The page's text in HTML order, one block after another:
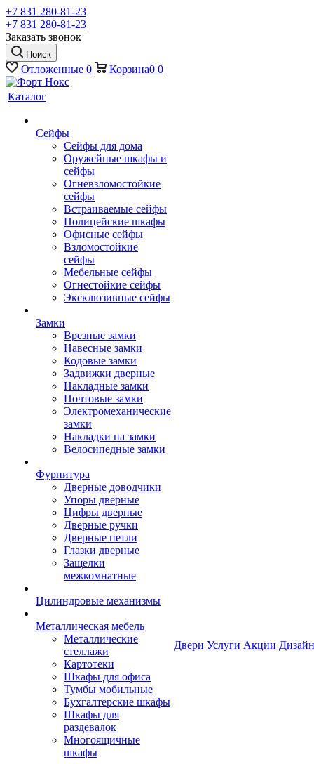
+7 831 280-81-23
+7 831 280-81-23
Заказать звонок
Поиск
Отложенные 0 Корзина0 0
Каталог
Сейфы
Сейфы для дома
Оружейные шкафы и
сейфы
Огневзломостойкие
сейфы
Встраиваемые сейфы
Полицейские шкафы
Офисные сейфы
Взломостойкие
сейфы
Мебельные сейфы
Огнестойкие сейфы
Эксклюзивные сейфы
Замки
Врезные замки
Навесные замки
Кодовые замки
Задвижки дверные
Накладные замки
Почтовые замки
Электромеханические
замки
Накладки на замки
Велосипедные замки
Фурнитура
Дверные доводчики
Упоры дверные
Цифры дверные
Дверные ручки
Дверные петли
Глазки дверные
Защелки
межкомнатные
Цилиндровые механизмы
Металлическая мебель
Металлические
стеллажи
Картотеки
Шкафы для офиса
Тумбы мобильные
Бухгалтерские шкафы
Шкафы для
раздевалок
Многоящичные
шкафы
Двери Услуги Акции